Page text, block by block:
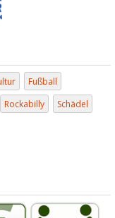
Fußball
Rockabilly
Schädel